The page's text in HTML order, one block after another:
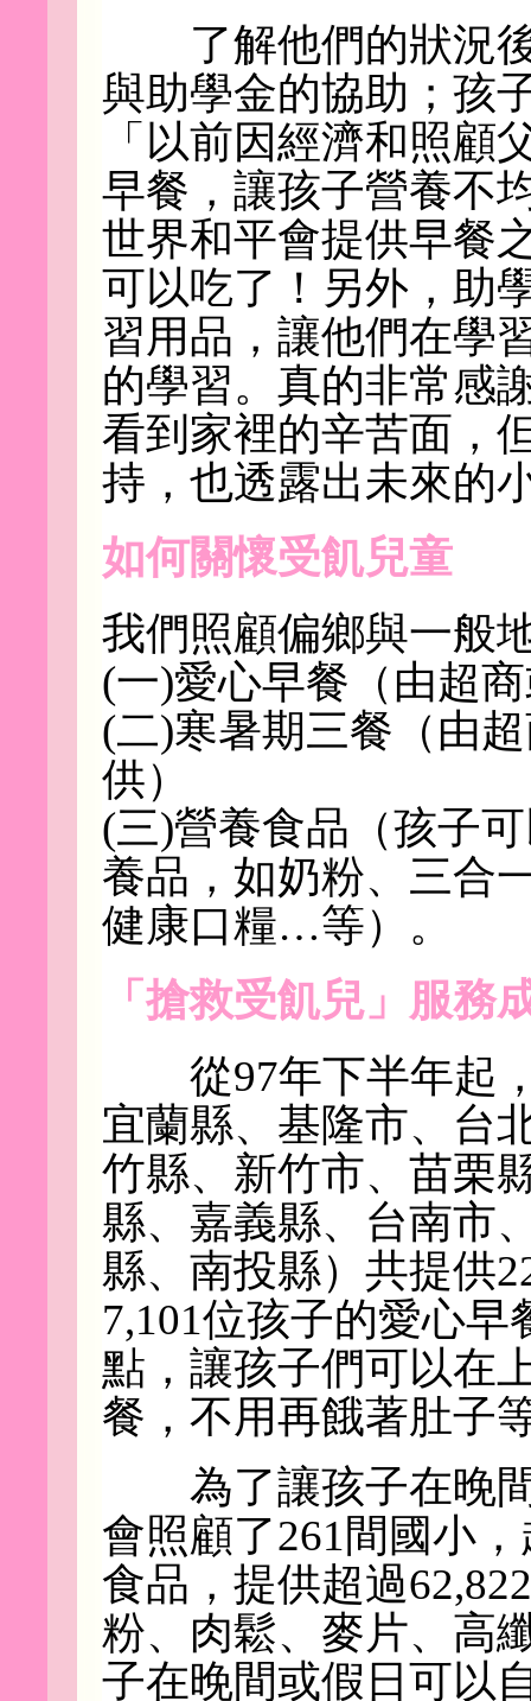
了解他們的狀況後
與助學金的協助；孩
「以前因經濟和照顧
早餐，讓孩子營養不
世界和平會提供早餐
可以吃了！另外，助
習用品，讓他們在學
的學習。真的非常感
看到家裡的辛苦面，
持，也透露出未來的
如何關懷受飢兒童
我們照顧偏鄉與一般
(一)愛心早餐（由超
(二)寒暑期三餐（由
供）
(三)營養食品（孩子
養品，如奶粉、三合
健康口糧…等）。
「搶救受飢兒」服務
從97年下半年起，
宜蘭縣、基隆市、台
竹縣、新竹市、苗栗
縣、嘉義縣、台南市
縣、南投縣）共提供
7,101位孩子的愛心早
點，讓孩子們可以在
餐，不用再餓著肚子
為了讓孩子在晚間
會照顧了261間國小
食品，提供超過
粉、肉鬆、麥片、高
子在晚間或假日可以